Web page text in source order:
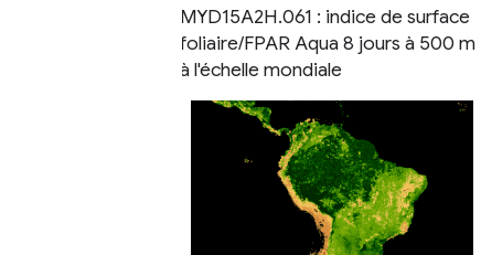
MYD15A2H.061 : indice de surface
foliaire/FPAR Aqua 8 jours à 500 m
à l'échelle mondiale